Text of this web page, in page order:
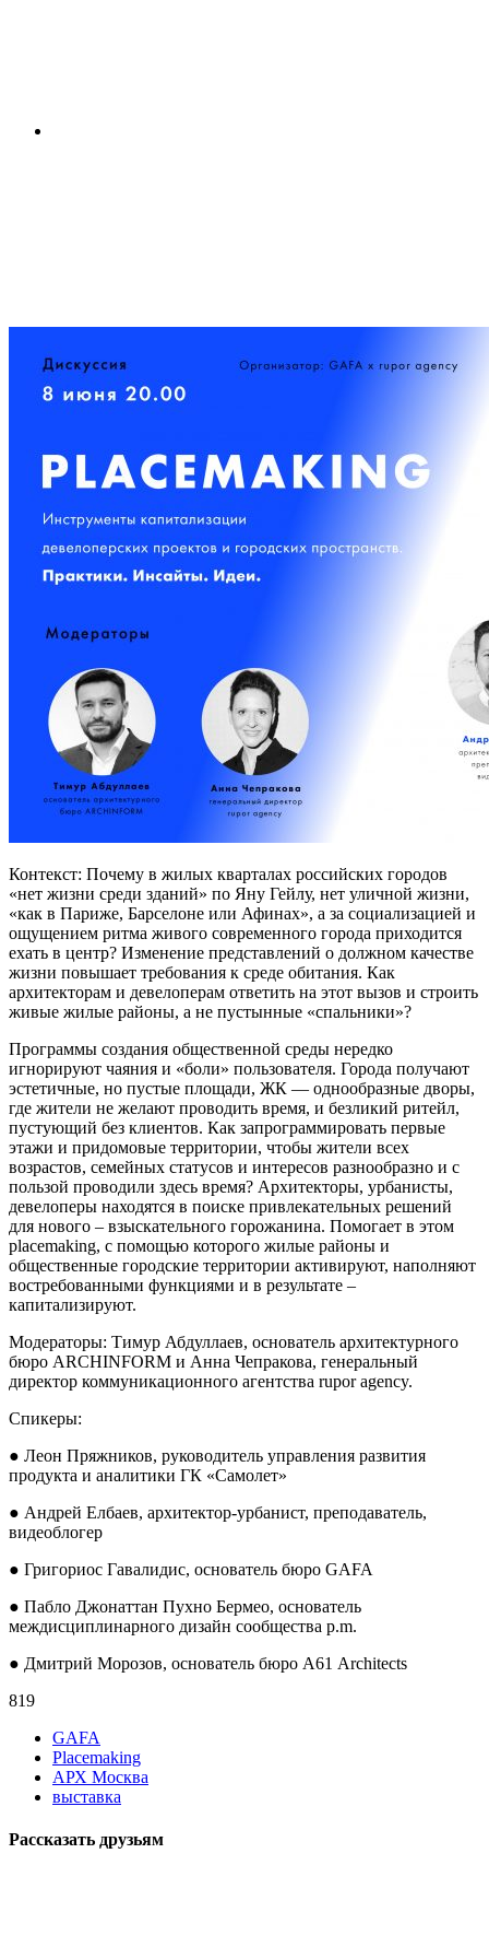
Контекст: Почему в жилых кварталах российских городов
«нет жизни среди зданий» по Яну Гейлу, нет уличной жизни,
«как в Париже, Барселоне или Афинах», а за социализацией и
ощущением ритма живого современного города приходится
ехать в центр? Изменение представлений о должном качестве
жизни повышает требования к среде обитания. Как
архитекторам и девелоперам ответить на этот вызов и строить
живые жилые районы, а не пустынные «спальники»?
Программы создания общественной среды нередко
игнорируют чаяния и «боли» пользователя. Города получают
эстетичные, но пустые площади, ЖК — однообразные дворы,
где жители не желают проводить время, и безликий ритейл,
пустующий без клиентов. Как запрограммировать первые
этажи и придомовые территории, чтобы жители всех
возрастов, семейных статусов и интересов разнообразно и с
пользой проводили здесь время? Архитекторы, урбанисты,
девелоперы находятся в поиске привлекательных решений
для нового – взыскательного горожанина. Помогает в этом
placemaking, с помощью которого жилые районы и
общественные городские территории активируют, наполняют
востребованными функциями и в результате –
капитализируют.
Модераторы: Тимур Абдуллаев, основатель архитектурного
бюро ARCHINFORM и Анна Чепракова, генеральный
директор коммуникационного агентства rupor agency.
Спикеры:
● Леон Пряжников, руководитель управления развития
продукта и аналитики ГК «Самолет»
● Андрей Елбаев, архитектор-урбанист, преподаватель,
видеоблогер
● Григориос Гавалидис, основатель бюро GAFA
● Пабло Джонаттан Пухно Бермео, основатель
междисциплинарного дизайн сообщества p.m.
● Дмитрий Морозов, основатель бюро А61 Architects
819
GAFA
Placemaking
АРХ Москва
выставка
Рассказать друзьям